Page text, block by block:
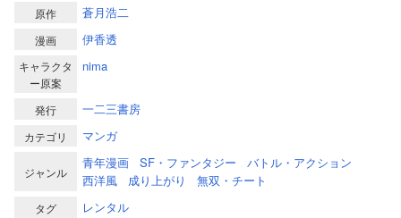
原作 蒼月浩二
漫画 伊香透
キャラクタ
ー原案
nima
発行 一二三書房
カテゴリ マンガ
ジャンル
青年漫画 SF・ファンタジー
バトル・アクション
西洋風
成り上がり 無双・チート
タグ レンタル